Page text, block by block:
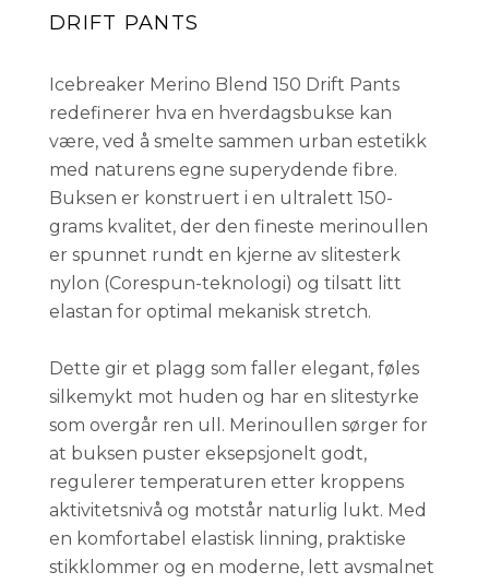
DRIFT PANTS
Icebreaker Merino Blend 150 Drift Pants
redefinerer hva en hverdagsbukse kan
være, ved å smelte sammen urban estetikk
med naturens egne superydende fibre.
Buksen er konstruert i en ultralett 150-
grams kvalitet, der den fineste merinoullen
er spunnet rundt en kjerne av slitesterk
nylon (Corespun-teknologi) og tilsatt litt
elastan for optimal mekanisk stretch.
Dette gir et plagg som faller elegant, føles
silkemykt mot huden og har en slitestyrke
som overgår ren ull. Merinoullen sørger for
at buksen puster eksepsjonelt godt,
regulerer temperaturen etter kroppens
aktivitetsnivå og motstår naturlig lukt. Med
en komfortabel elastisk linning, praktiske
stikklommer og en moderne, lett avsmalnet